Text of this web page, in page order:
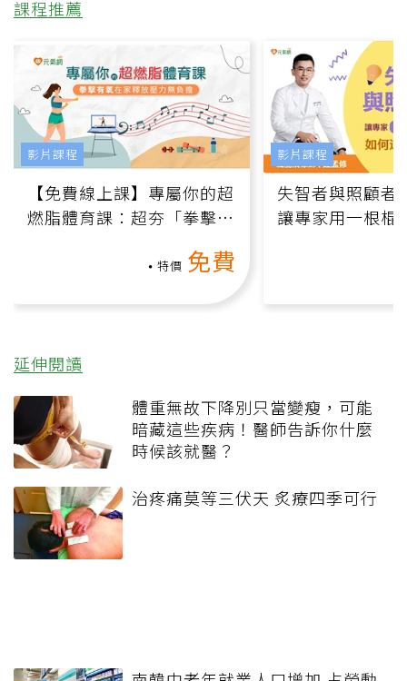
課程推薦
【免費線上課】專屬你的超
燃脂體育課：超夯「拳擊有
特價 免費
影片課程
失智者與照顧者
讓專家用一根棍
影片課程
延伸閱讀
體重無故下降別只當變瘦，可能
暗藏這些疾病！醫師告訴你什麼
時候該就醫？
治疼痛莫等三伏天 炙療四季可行